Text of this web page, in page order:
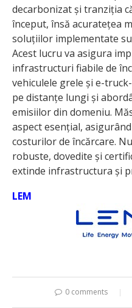
decarbonizat și tranziția
început, însă acuratețea
soluțiilor implementate
Acest lucru va asigura
infrastructuri fiabile de
vehiculele grele și e-
pe distanțe lungi și
emisiilor din domeniu.
aspect esențial,
costurilor de încărcare.
robuste, dovedite și
extinde infrastructura și
LEM
0 comments